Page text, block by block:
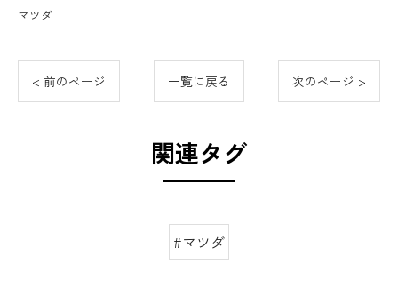
マツダ
< 前のページ 一覧に戻る 次のページ >
関連タグ
#マツダ